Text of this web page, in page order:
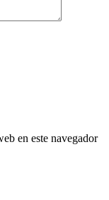
en este navegador